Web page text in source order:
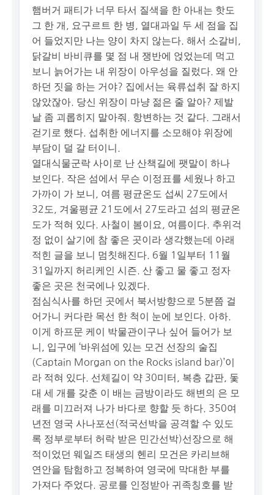
햄버거 패티가 너무 타서 질색을 한 아내는 핫도
그 한 개, 요구르트 한 병, 열대과일 두 세 점을 집
어 들었지만 나는 양이 차지 않는다. 해서 소갈비,
닭갈비 바비큐를 몇 점 내 쟁반에 얹었는데 먹고
보니 늙어가는 내 위장이 아우성을 질렀다. 왜 안
하던 짓을 하는 거야? 집에서는 육류섭취 잘 하지
않았잖아. 당신 위장이 마냥 젊은 줄 알아? 제발
날 좀 괴롭히지 말아줘. 항변하는 것 같다. 그래서
걷기로 했다. 섭취한 에너지를 소모해야 위장에
부담이 덜 갈 터이니.
열대식물군락 사이로 난 산책길에 팻말이 하나
보인다. 작은 섬에서 무슨 이정표를 세웠나 하고
가까이 가 보니, 여름 평균온도 섭씨 27도에서
32도, 겨울평균 21도에서 27도라고 섬의 평균온
도가 적혀 있다. 사철이 봄이요, 여름이다. 추위걱
정 없이 살기에 참 좋은 곳이라 생각했는데 아래
적힌 글을 보니 멈칫해진다. 6월 1일부터 11월
31일까지 허리케인 시즌. 산 좋고 물 좋고 정자
좋은 곳은 천국에나 있겠다.
점심식사를 하던 곳에서 북서방향으로 5분쯤 걸
어가니 커다란 목선 한 척이 눈에 보인다. 아하.
이게 하프문 케이 박물관이구나 싶어 들어가 보
니, 입구에 ‘바위섬에 있는 모건 선장의 술집
(Captain Morgan on the Rocks island bar)’이
라 적혀 있다. 선체길이 약 30미터, 복층 갑판, 돛
대 세 개를 갖춘 이 배는 금방이라도 해변의 은 모
래를 미끄러져 나가 바다로 향할 듯 하다. 350여
년전 영국 사나포선(적국선박을 공격할 수 있도
록 정부로부터 허락 받은 민간선박)선장으로 해
적이었던 웨일즈 태생의 헨리 모건은 카리브해
연안을 탐험하고 정복하여 영국에 막대한 부를
가져다 주었다. 공로를 인정받아 귀족칭호를 받